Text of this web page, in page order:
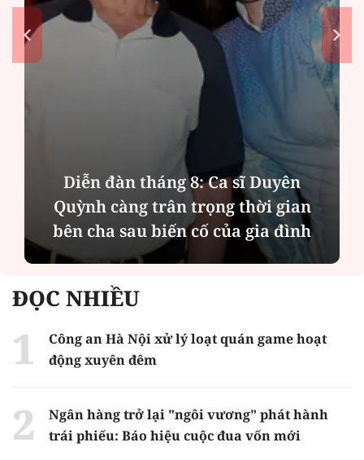
Phân tích tính 2 mặt của thương vụ
MBBank "rót" hơn 8.800 tỷ đồng cho
Phát Đạt
ĐỌC NHIỀU
Công an Hà Nội xử lý loạt quán game hoạt
động xuyên đêm
Ngân hàng trở lại "ngôi vương" phát hành
trái phiếu: Báo hiệu cuộc đua vốn mới